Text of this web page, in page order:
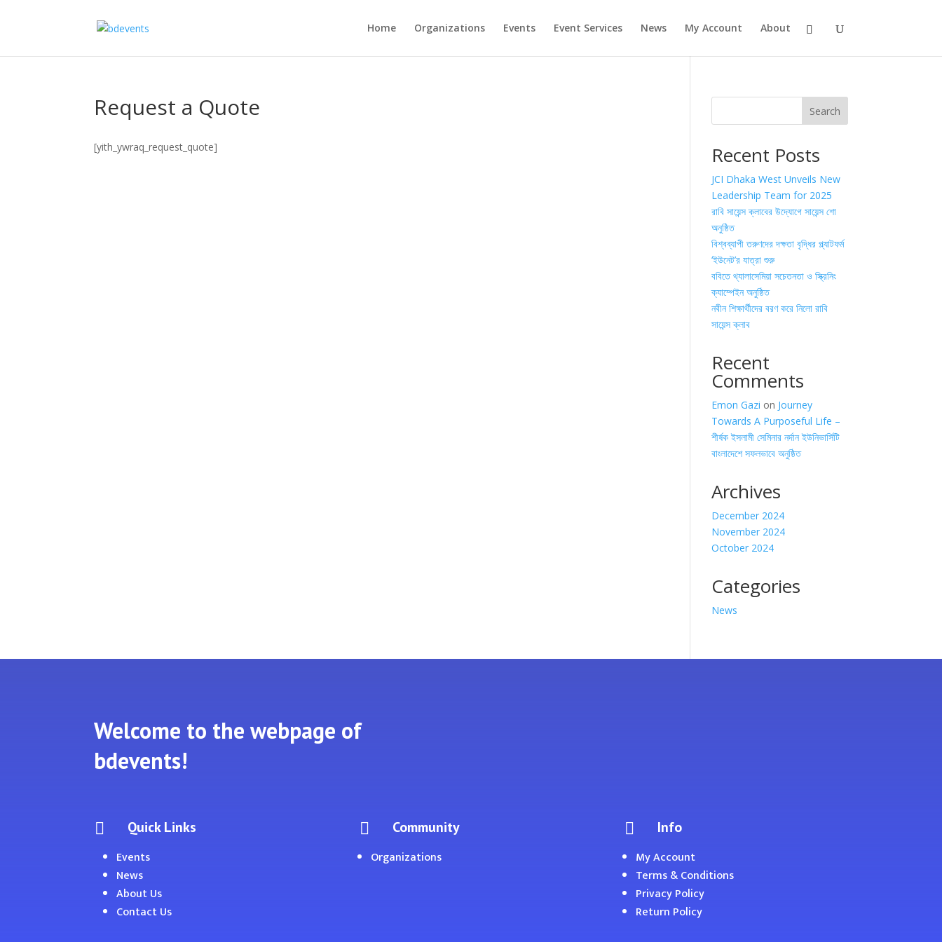
Home Organizations Events Event Services News My Account About
Request a Quote
[yith_ywraq_request_quote]
Search
Recent Posts
JCI Dhaka West Unveils New
Leadership Team for 2025
রাবি সায়েন্স ক্লাবের উদ্যোগে সায়েন্স শো
অনুষ্ঠিত
বিশ্বব্যাপী তরুণদের দক্ষতা বৃদ্ধির প্ল্যাটফর্ম
‘ইউনেট’র যাত্রা শুরু
ববিতে থ্যালাসেমিয়া সচেতনতা ও স্ক্রিনিং
ক্যাম্পেইন অনুষ্ঠিত
নবীন শিক্ষার্থীদের বরণ করে নিলো রাবি
সায়েন্স ক্লাব
Recent
Comments
Emon Gazi on Journey
Towards A Purposeful Life –
শীর্ষক ইসলামী সেমিনার নর্দান ইউনিভার্সিটি
বাংলাদেশে সফলভাবে অনুষ্ঠিত
Archives
December 2024
November 2024
October 2024
Categories
News
Welcome to the webpage of
bdevents!
 Quick Links
Events
News
About Us
Contact Us
 Community
Organizations
 Info
My Account
Terms & Conditions
Privacy Policy
Return Policy